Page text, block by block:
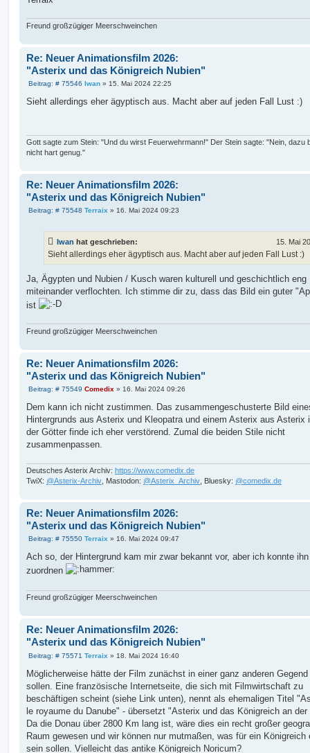
Freund großzügiger Meerschweinchen
Re: Neuer Animationsfilm 2026:
"Asterix und das Königreich Nubien"
Beitrag: # 75546 B
i
t
Iwan » 15. Mai 2024 22:25
Sieht allerdings eher ägyptisch aus. Macht aber auf jeden Fall Lust :)
Gott sagte zum Stein: "Und du wirst Feuerwehrmann!" Der Stein sagte: "Nein, dazu
nicht hart genug."
Re: Neuer Animationsfilm 2026:
"Asterix und das Königreich Nubien"
Beitrag: # 75548 B
r
a
g
Terraix » 16. Mai 2024 09:23
Iwan hat geschrieben: 15. Mai
Sieht allerdings eher ägyptisch aus. Macht aber auf jeden Fall Lust :)
Ja, Ägypten und Nubien / Kusch waren kulturell und geschichtlich eng
miteinander verflochten. Ich stimme dir zu, dass das Bild ein guter
ist
Freund großzügiger Meerschweinchen
Re: Neuer Animationsfilm 2026:
"Asterix und das Königreich Nubien"
Beitrag: # 75549 B
r
a
Comedix » 16. Mai 2024 09:26
Dem kann ich nicht zustimmen. Das zusammengeschusterte Bild
Hintergrunds aus Asterix und Kleopatra und einem Asterix aus Asterix
der Götter finde ich eher verstörend. Zumal die beiden Stile nicht
zusammenpassen.
Deutsches Asterix Archiv: https://www.comedix.de
TwiX: @Asterix-Archiv , Mastodon: @Asterix_Archiv , Bluesky: @comedix.de
Re: Neuer Animationsfilm 2026:
"Asterix und das Königreich Nubien"
Beitrag: # 75550B
i
r
Terraix » 16. Mai 2024 09:47
Ach so, der Hintergrund kam mir zwar bekannt vor, aber ich konnte
zuordnen
Freund großzügiger Meerschweinchen
Re: Neuer Animationsfilm 2026:
"Asterix und das Königreich Nubien"
Beitrag: # 75571 B
i
r
a
Terraix » 18. Mai 2024 16:40
Möglicherweise hätte der Film zunächst in einer ganz anderen
sollen. Eine französische Internetseite, die sich mit Filmwirtschaft zu
beschäftigen scheint (siehe Link unten), nennt als ehemaligen Titel
le royaume du Danube" - übersetzt "Asterix und das Königreich an der
Da die Donau über 2800 Km lang ist, wäre dies ein recht großer
Raum gewesen und wir können nur mutmaßen, was für ein Königreich
sein sollen. Vielleicht das antike Königreich Noricum?